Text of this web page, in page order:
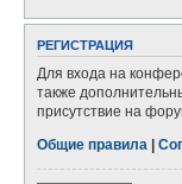
РЕГИСТРАЦИЯ
Для входа на
также
присутствие на
Общие правила |